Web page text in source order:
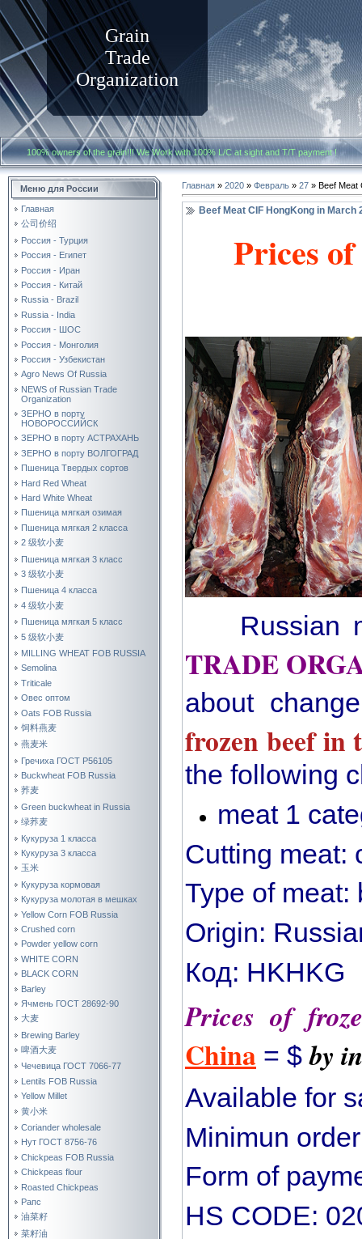
Grain
Trade
Organization
100% owners of the grain!!! We Work with100% L/C at sight and T/T payment
Меню для России
Главная
公司价绍
Россия - Турция
Россия - Египет
Россия - Иран
Россия - Китай
Russia - Brazil
Russia - India
Россия - ШОС
Россия - Монголия
Россия - Узбекистан
Agro News Of Russia
NEWS of Russian Trade
Organization
ЗЕРНО в порту
НОВОРОССИЙСК
ЗЕРНО в порту АСТРАХАНЬ
ЗЕРНО в порту ВОЛГОГРАД
Пшеница Твердых сортов
Hard Red Wheat
Hard White Wheat
Пшеница мягкая озимая
Пшеница мягкая 2 класса
2 级软小麦
Пшеница мягкая 3 класс
3 级软小麦
Пшеница 4 класса
4 级软小麦
Пшеница мягкая 5 класс
5 级软小麦
MILLING WHEAT FOB RUSSIA
Semolina
Triticale
Овес оптом
Oats FOB Russia
饲料燕麦
燕麦米
Гречиха ГОСТ Р56105
Buckwheat FOB Russia
荞麦
Green buckwheat in Russia
绿荞麦
Кукуруза 1 класса
Кукуруза 3 класса
玉米
Кукуруза кормовая
Кукуруза молотая в мешках
Yellow Corn FOB Russia
Crushed corn
Powder yellow corn
WHITE CORN
BLACK CORN
Barley
Ячмень ГОСТ 28692-90
大麦
Brewing Barley
啤酒大麦
Чечевица ГОСТ 7066-77
Lentils FOB Russia
Yellow Millet
黄小米
Coriander wholesale
Нут ГОСТ 8756-76
Chickpeas FOB Russia
Chickpeas flour
Roasted Chickpeas
Рапс
油菜籽
菜籽油
Главная » 2020 » Февраль » 27 » Beef Meat
Beef Meat CIF HongKong in March
Prices
Russian
TRADE
about
frozen beef in
the following
meat 1
Cutting meat:
Type of meat:
Origin:
Код: HKHKG
Prices of
China = $by
Available for
Minimun
Form of
HS CODE: